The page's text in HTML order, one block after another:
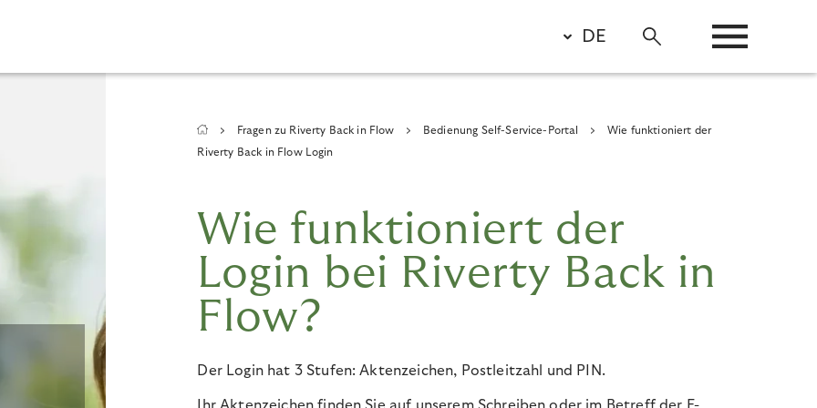
DE
Breadcrumb
Fragen zu Riverty Back in Flow Bedienung Self-Service-Portal
Wie funktioniert der
Riverty Back in Flow Login
Wie funktioniert der
Login bei Riverty Back in
Flow?
Der Login hat 3 Stufen: Aktenzeichen, Postleitzahl und PIN.